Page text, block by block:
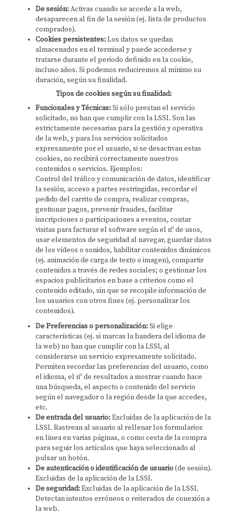
De sesión:Activas cuando se accede a la web,
desaparecen al fin de la sesión (ej. lista de productos
comprados).
Cookies persistentes:Los datos se quedan
almacenados en el terminal y puede accederse y
tratarse durante el periodo definido en la cookie,
incluso años. Si podemos reduciremos al mínimo su
duración, según su finalidad.
Tipos de cookies según su finalidad:
Funcionales y Técnicas:Si sólo prestan el servicio
solicitado, no han que cumplir con la LSSI. Son las
estrictamente necesarias para la gestión y operativa
de la web, y para los servicios solicitados
expresamente por el usuario, si se desactivan estas
cookies, no recibirá correctamente nuestros
contenidos o servicios. Ejemplos:
Control del tráfico y comunicación de datos, identificar
la sesión, acceso a partes restringidas, recordar el
pedido del carrito de compra, realizar compras,
gestionar pagos, prevenir fraudes, facilitar
inscripciones o participaciones a eventos, contar
visitas para facturar el software según el nº de usos,
usar elementos de seguridad al navegar, guardar datos
de los vídeos o sonidos, habilitar contenidos dinámicos
(ej. animación de carga de texto o imagen), compartir
contenidos a través de redes sociales; o gestionar los
espacios publicitarios en base a criterios como el
contenido editado, sin que se recopile información de
los usuarios con otros fines (ej. personalizar los
contenidos).
De Preferencias o personalización:Si elige
características (ej. si marcas la bandera del idioma de
la web) no han que cumplir con la LSSI, al
considerarse un servicio expresamente solicitado.
Permiten recordar las preferencias del usuario, como
el idioma, el nº de resultados a mostrar cuando hace
una búsqueda, el aspecto o contenido del servicio
según el navegador o la región desde la que accedes,
etc.
De entrada del usuario:Excluidas de la aplicación de la
LSSI. Rastrean al usuario al rellenar los formularios
en línea en varias páginas, o como cesta de la compra
para seguir los artículos que haya seleccionado al
pulsar un botón.
De autenticación o identificación de usuario(de sesión).
Excluidas de la aplicación de la LSSI.
De seguridad:Excluidas de la aplicación de la LSSI.
Detectan intentos erróneos o reiterados de conexión a
la web.